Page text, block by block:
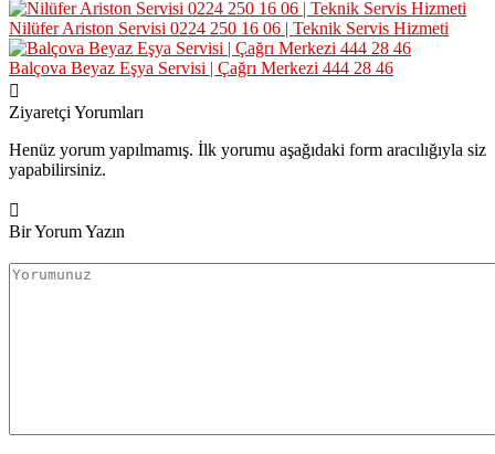
Nilüfer Ariston Servisi 0224 250 16 06 | Teknik Servis Hizmeti
Balçova Beyaz Eşya Servisi | Çağrı Merkezi 444 28 46
Ziyaretçi Yorumları
Henüz yorum yapılmamış. İlk yorumu aşağıdaki form aracılığıyla siz
yapabilirsiniz.
Bir Yorum Yazın